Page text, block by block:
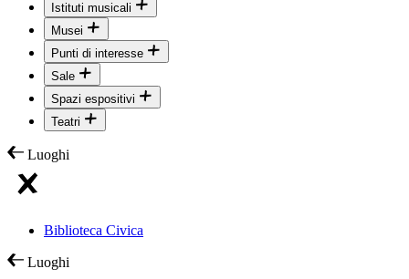
Istituti musicali
Musei
Punti di interesse
Sale
Spazi espositivi
Teatri
Luoghi
Biblioteca Civica
Luoghi